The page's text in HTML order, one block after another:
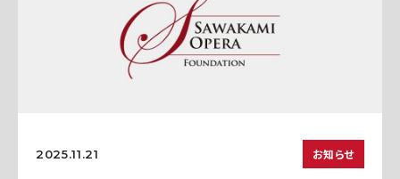
2025.11.21 お知らせ